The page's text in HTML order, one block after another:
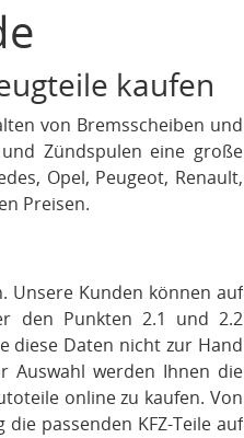
kaufen
von Bremsscheiben und
Zündspulen eine große
Opel, Peugeot, Renault,
Preisen.
Unsere Kunden können auf
den Punkten 2.1 und 2.2
diese Daten nicht zur Hand
Auswahl werden Ihnen die
online zu kaufen. Von
passenden KFZ-Teile auf